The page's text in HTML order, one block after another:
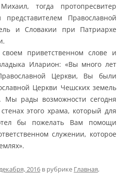
тогда протопресвитер
Православной
и Словакии при Патриархе
приветственном слове и
Иларион: «Вы много лет
Церкви, Вы были
Церкви Чешских земель
Мы рады возможности сегодня
этого храма, который для
бы пожелать Вам помощи
служении, которое
2016 в рубрике Главная,